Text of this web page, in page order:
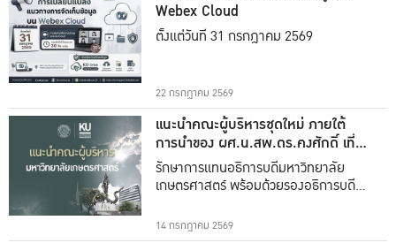
Webex Cloud
ตั้งแต่วันที่ 31 กรกฎาคม 2569
22 กรกฎาคม 2569
แนะนำคณะผู้บริหารชุดใหม่ ภายใต้
การนำของ ผศ.น.สพ.ดร.คงศักดิ์ เที่ยง
ธรรม
รักษาการแทนอธิการบดีมหาวิทยาลัย
เกษตรศาสตร์ พร้อมด้วยรองอธิการบดีทั้ง
14 กรกฎาคม 2569